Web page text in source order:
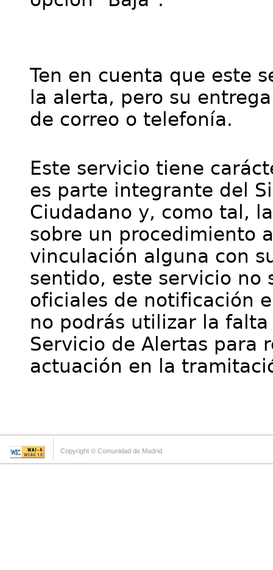
Ten en cuenta que este
la alerta, pero su
de correo o telefonía.
Este servicio tiene
es parte integrante del
Ciudadano y, como tal,
sobre un procedimiento
vinculación alguna con
sentido, este servicio no
oficiales de notificación
no podrás utilizar la
Servicio de Alertas para
actuación en la
Copyright © Comunidad de Madrid.